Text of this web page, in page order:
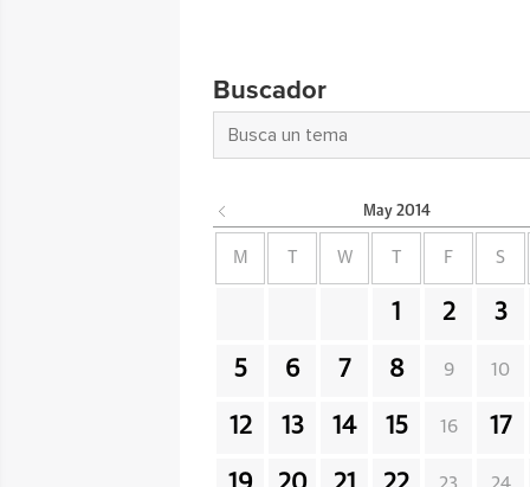
Buscador
May 2014
M W F S
1 2 3
5 6 7 8 9 10
12 13 14 15 16 17